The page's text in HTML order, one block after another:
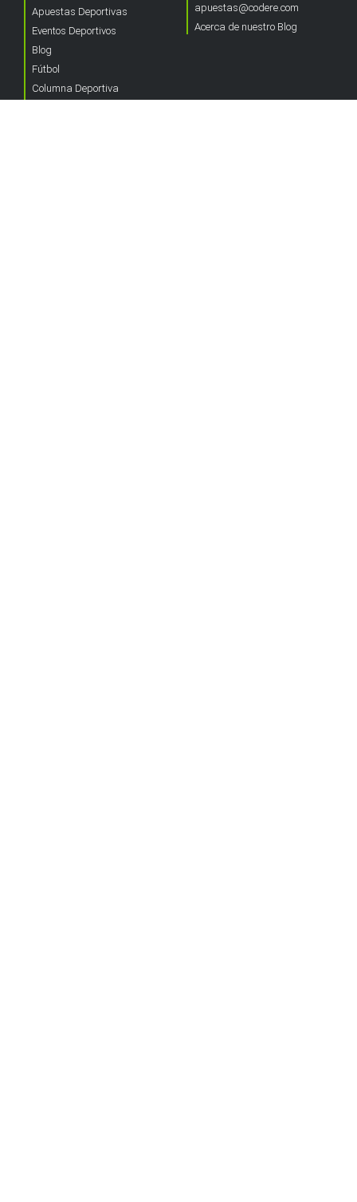
Apuestas Deportivas
Eventos Deportivos
Blog
Fútbol
Columna Deportiva
apuestas@codere.com
Acerca de nuestro Blog